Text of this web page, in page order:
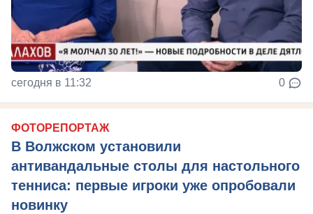
сегодня в 11:32 0
ФОТОРЕПОРТАЖ
В Волжском установили
антивандальные столы для настольного
тенниса: первые игроки уже опробовали
новинку